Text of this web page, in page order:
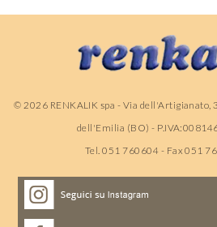
© 2026 RENKALIK spa - Via
dell'Emilia (BO) -
Tel. 051 760604 - Fax 051